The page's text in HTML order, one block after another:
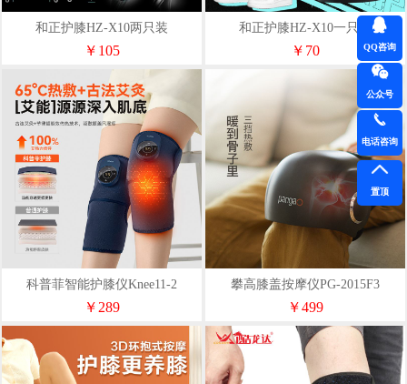
和正护膝HZ-X10两只装
￥105
和正护膝HZ-X10一只装
￥70
科普菲智能护膝仪Knee11-2
￥289
攀高膝盖按摩仪PG-2015F3
￥499
QQ咨询
公众号
电话咨询
置顶